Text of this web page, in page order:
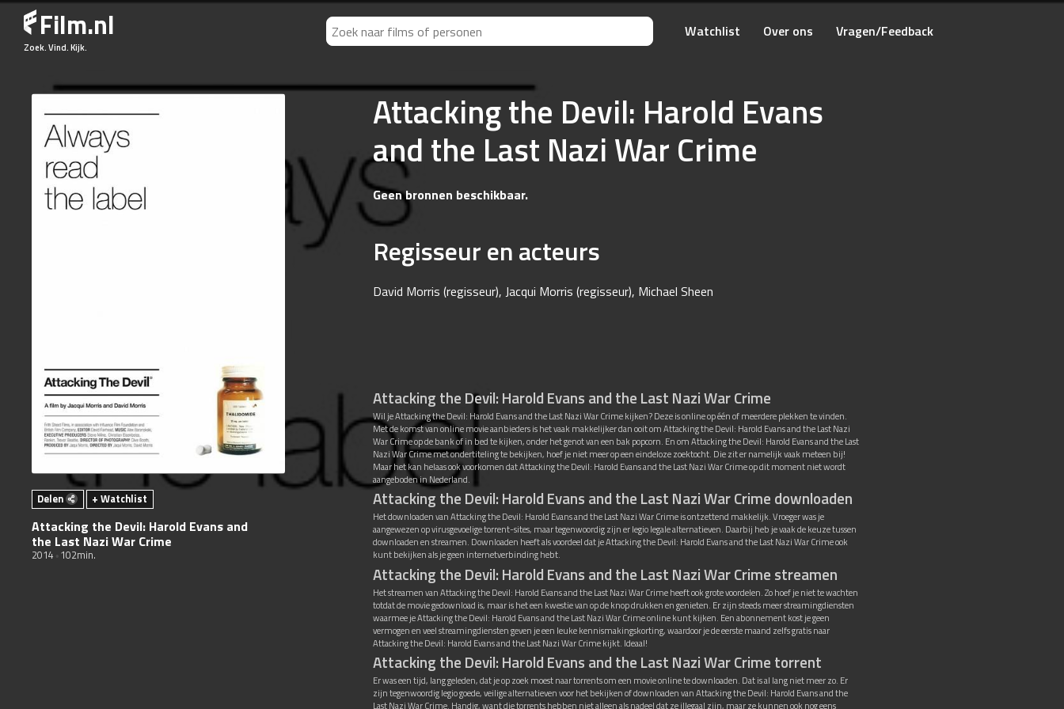
Film.nl
Zoek. Vind. Kijk.
Watchlist Over ons Vragen/Feedback
Delen + Watchlist
Attacking the Devil: Harold Evans and
the Last Nazi War Crime
2014 102min.
Attacking the Devil: Harold Evans
and the Last Nazi War Crime
Geen bronnen beschikbaar.
Regisseur en acteurs
David Morris (regisseur), Jacqui Morris (regisseur), Michael Sheen
Attacking the Devil: Harold Evans and the Last Nazi War Crime
Wil je Attacking the Devil: Harold Evans and the Last Nazi War Crime kijken? Deze is online op één of meerdere plekken te vinden.
Met de komst van online movie aanbieders is het vaak makkelijker dan ooit om Attacking the Devil: Harold Evans and the Last Nazi
War Crime op de bank of in bed te kijken, onder het genot van een bak popcorn. En om Attacking the Devil: Harold Evans and the Last
Nazi War Crime met ondertiteling te bekijken, hoef je niet meer op een eindeloze zoektocht. Die zit er namelijk vaak meteen bij!
Maar het kan helaas ook voorkomen dat Attacking the Devil: Harold Evans and the Last Nazi War Crime op dit moment niet wordt
aangeboden in Nederland.
Attacking the Devil: Harold Evans and the Last Nazi War Crime downloaden
Het downloaden van Attacking the Devil: Harold Evans and the Last Nazi War Crime is ontzettend makkelijk. Vroeger was je
aangewezen op virusgevoelige torrent-sites, maar tegenwoordig zijn er legio legale alternatieven. Daarbij heb je vaak de keuze tussen
downloaden en streamen. Downloaden heeft als voordeel dat je Attacking the Devil: Harold Evans and the Last Nazi War Crime ook
kunt bekijken als je geen internetverbinding hebt.
Attacking the Devil: Harold Evans and the Last Nazi War Crime streamen
Het streamen van Attacking the Devil: Harold Evans and the Last Nazi War Crime heeft ook grote voordelen. Zo hoef je niet te wachten
totdat de movie gedownload is, maar is het een kwestie van op de knop drukken en genieten. Er zijn steeds meer streamingdiensten
waarmee je Attacking the Devil: Harold Evans and the Last Nazi War Crime online kunt kijken. Een abonnement kost je geen
vermogen en veel streamingdiensten geven je een leuke kennismakingskorting, waardoor je de eerste maand zelfs gratis naar
Attacking the Devil: Harold Evans and the Last Nazi War Crime kijkt. Ideaal!
Attacking the Devil: Harold Evans and the Last Nazi War Crime torrent
Er was een tijd, lang geleden, dat je op zoek moest naar torrents om een movie online te downloaden. Dat is al lang niet meer zo. Er
zijn tegenwoordig legio goede, veilige alternatieven voor het bekijken of downloaden van Attacking the Devil: Harold Evans and the
Last Nazi War Crime. Handig, want die torrents hebben niet alleen als nadeel dat ze illegaal zijn, maar ze kunnen ook nog eens